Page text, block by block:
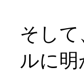
そし
ルに